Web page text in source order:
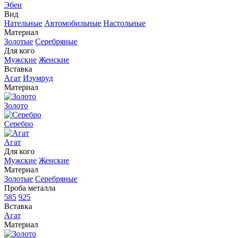
Эбен
Вид
Нательные Автомобильные Настольные
Материал
Золотые Серебряные
Для кого
Мужские Женские
Вставка
Агат Изумруд
Материал
Золото
Серебро
Агат
Для кого
Мужские Женские
Материал
Золотые Серебряные
Проба металла
585 925
Вставка
Агат
Материал